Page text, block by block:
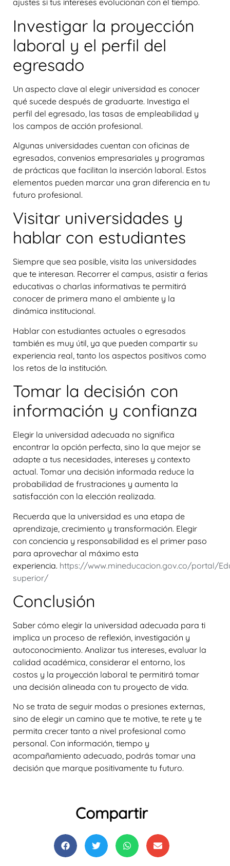
ajustes si tus intereses evolucionan con el tiempo.
Investigar la proyección
laboral y el perfil del
egresado
Un aspecto clave al elegir universidad es conocer
qué sucede después de graduarte. Investiga el
perfil del egresado, las tasas de empleabilidad y
los campos de acción profesional.
Algunas universidades cuentan con oficinas de
egresados, convenios empresariales y programas
de prácticas que facilitan la inserción laboral. Estos
elementos pueden marcar una gran diferencia en tu
futuro profesional.
Visitar universidades y
hablar con estudiantes
Siempre que sea posible, visita las universidades
que te interesan. Recorrer el campus, asistir a ferias
educativas o charlas informativas te permitirá
conocer de primera mano el ambiente y la
dinámica institucional.
Hablar con estudiantes actuales o egresados
también es muy útil, ya que pueden compartir su
experiencia real, tanto los aspectos positivos como
los retos de la institución.
Tomar la decisión con
información y confianza
Elegir la universidad adecuada no significa
encontrar la opción perfecta, sino la que mejor se
adapte a tus necesidades, intereses y contexto
actual. Tomar una decisión informada reduce la
probabilidad de frustraciones y aumenta la
satisfacción con la elección realizada.
Recuerda que la universidad es una etapa de
aprendizaje, crecimiento y transformación. Elegir
con conciencia y responsabilidad es el primer paso
para aprovechar al máximo esta
experiencia. https://www.mineducacion.gov.co/portal/
superior/
Conclusión
Saber cómo elegir la universidad adecuada para ti
implica un proceso de reflexión, investigación y
autoconocimiento. Analizar tus intereses, evaluar la
calidad académica, considerar el entorno, los
costos y la proyección laboral te permitirá tomar
una decisión alineada con tu proyecto de vida.
No se trata de seguir modas o presiones externas,
sino de elegir un camino que te motive, te rete y te
permita crecer tanto a nivel profesional como
personal. Con información, tiempo y
acompañamiento adecuado, podrás tomar una
decisión que marque positivamente tu futuro.
Compartir